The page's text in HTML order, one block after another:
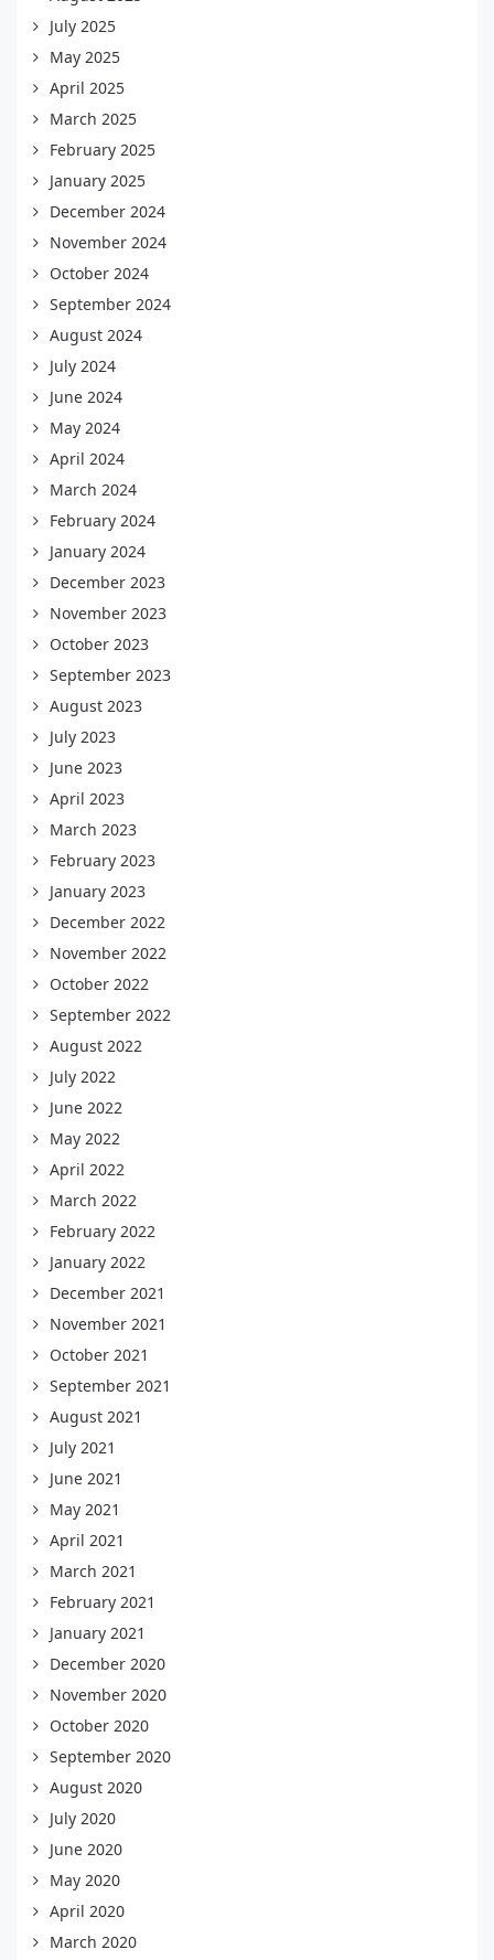
July 2025
May 2025
April 2025
March 2025
February 2025
January 2025
December 2024
November 2024
October 2024
September 2024
August 2024
July 2024
June 2024
May 2024
April 2024
March 2024
February 2024
January 2024
December 2023
November 2023
October 2023
September 2023
August 2023
July 2023
June 2023
April 2023
March 2023
February 2023
January 2023
December 2022
November 2022
October 2022
September 2022
August 2022
July 2022
June 2022
May 2022
April 2022
March 2022
February 2022
January 2022
December 2021
November 2021
October 2021
September 2021
August 2021
July 2021
June 2021
May 2021
April 2021
March 2021
February 2021
January 2021
December 2020
November 2020
October 2020
September 2020
August 2020
July 2020
June 2020
May 2020
April 2020
March 2020